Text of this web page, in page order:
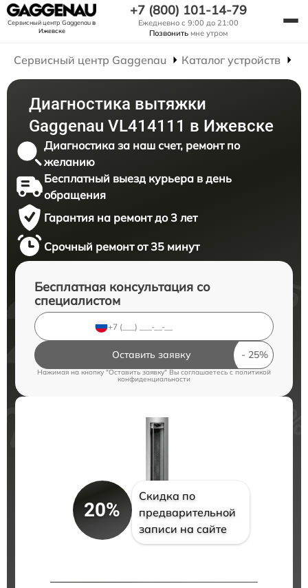
Сервисный центр Gaggenauв
Ижевске
+7 (800) 101-14-79
Ежедневно с 9:00 до 21:00
Позвонить мне утром
Сервисный центр Gaggenau Каталог устройств
Диагностика вытяжки
Gaggenau VL414111 в Ижевске
Диагностика за наш счет, ремонт по
желанию
Бесплатный выезд курьера в день
обращения
Гарантия на ремонт до 3 лет
Срочный ремонт от 35 минут
Бесплатная консультация со
специалистом
Оставить заявку
Нажимая на кнопку "Оставить заявку" Вы соглашаетесь cполитикой
конфиденциальности
20%
Скидка по
предварительной
записи на сайте